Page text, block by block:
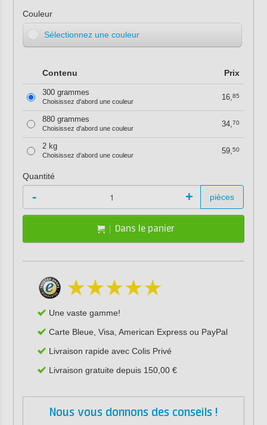
Couleur
Sélectionnez une couleur
Contenu Prix
300 grammes
Choisissez d'abord une couleur 16,85
880 grammes
Choisissez d'abord une couleur 34,70
2 kg
Choisissez d'abord une couleur 59,50
Quantité
- + pièces
Dans le panier
Une vaste gamme!
Carte Bleue, Visa, American Express ou PayPal
Livraison rapide avec Colis Privé
Livraison gratuite depuis 150,00 €
Nous vous donnons des conseils !